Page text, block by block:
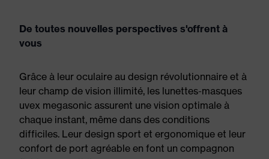
De toutes nouvelles perspectives s'offrent à
vous
Grâce à leur oculaire au design révolutionnaire et à
leur champ de vision illimité, les lunettes-masques
uvex megasonic assurent une vision optimale à
chaque instant, même dans des conditions
difficiles. Leur design sport et ergonomique et leur
confort de port agréable en font un compagnon